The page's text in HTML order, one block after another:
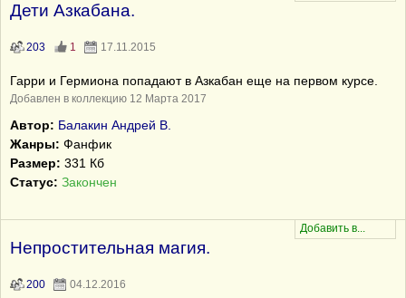
Дети Азкабана.
203 1 17.11.2015
Гарри и Гермиона попадают в Азкабан еще на первом курсе.
Добавлен в коллекцию 12 Марта 2017
Автор: Балакин Андрей В.
Жанры: Фанфик
Размер: 331 Кб
Статус: Закончен
Непростительная магия.
200 04.12.2016